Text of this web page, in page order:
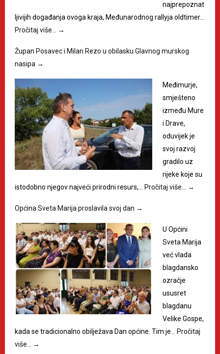
najprepoznat
ljivijih događanja ovoga kraja, Međunarodnog rallyja oldtimer…
Pročitaj više…
→
Župan Posavec i Milan Rezo u obilasku Glavnog murskog
nasipa →
Međimurje,
smješteno
između Mure
i Drave,
oduvijek je
svoj razvoj
gradilo uz
rijeke koje su
istodobno njegov najveći prirodni resurs,…
Pročitaj više… →
Općina Sveta Marija proslavila svoj dan →
U Općini
Sveta Marija
već vlada
blagdansko
ozračje
ususret
blagdanu
Velike Gospe,
kada se tradicionalno obilježava Dan općine. Tim je…
Pročitaj
više…
→